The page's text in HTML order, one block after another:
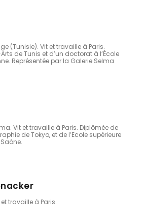
(Tunisie). Vit et travaille à Paris.
de Tunis et d’un doctorat à l’École
Représentée par la Galerie Selma
Vit et travaille à Paris. Diplômée de
de Tokyo, et de l’Ecole supérieure
et travaille à Paris.